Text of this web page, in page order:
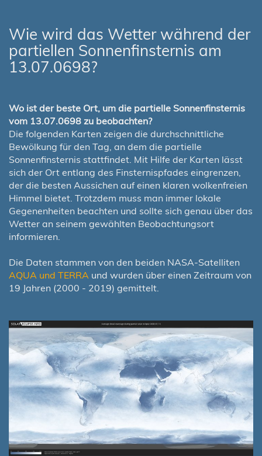
Wie wird das Wetter während der
partiellen Sonnenfinsternis am
13.07.0698?
Wo ist der beste Ort, um die partielle Sonnenfinsternis
vom 13.07.0698 zu beobachten?
Die folgenden Karten zeigen die durchschnittliche
Bewölkung für den Tag, an dem die partielle
Sonnenfinsternis stattfindet. Mit Hilfe der Karten lässt
sich der Ort entlang des Finsternispfades eingrenzen,
der die besten Aussichen auf einen klaren wolkenfreien
Himmel bietet. Trotzdem muss man immer lokale
Gegenenheiten beachten und sollte sich genau über das
Wetter an seinem gewählten Beobachtungsort
informieren.
Die Daten stammen von den beiden NASA-Satelliten
AQUA und TERRA und wurden über einen Zeitraum von
19 Jahren (2000 - 2019) gemittelt.